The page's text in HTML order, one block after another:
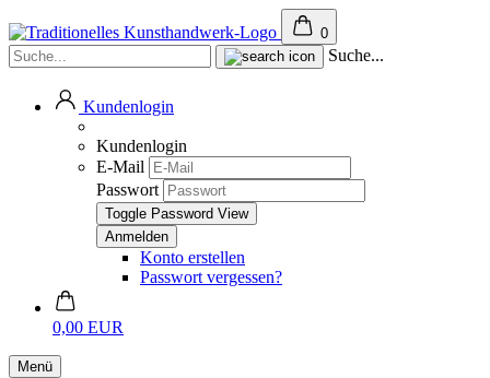
0
Suche...
Kundenlogin
Kundenlogin
E-Mail
Passwort
Toggle Password View
Konto erstellen
Passwort vergessen?
0,00 EUR
Menü